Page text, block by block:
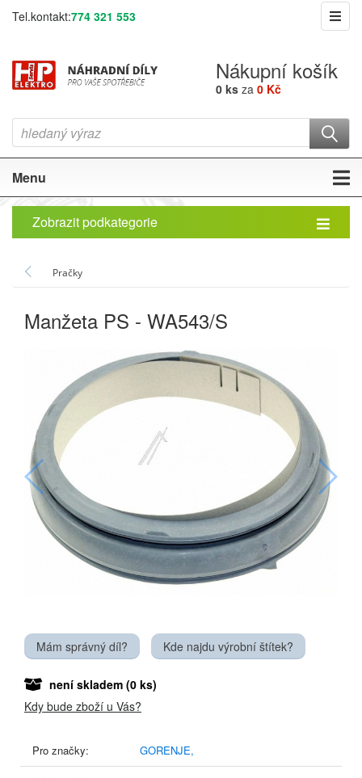
Tel.kontakt:774 321 553
Nákupní košík
0 ks za 0 Kč
Menu
Zobrazit podkategorie
Pračky
Manžeta PS - WA543/S
Mám správný díl? Kde najdu výrobní štítek?
není skladem (0 ks)
Kdy bude zboží u Vás?
Pro značky: GORENJE,